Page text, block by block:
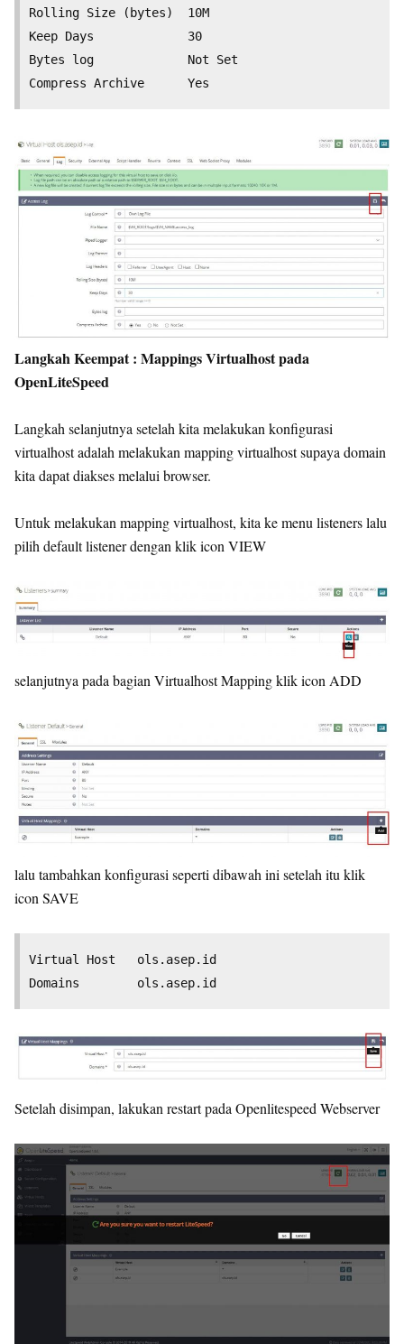
Rolling Size (bytes)  10M
Keep Days 	          30
Bytes log 	          Not Set
Langkah Keempat : Mappings Virtualhost pada
OpenLiteSpeed
Langkah selanjutnya setelah kita melakukan konfigurasi
virtualhost adalah melakukan mapping virtualhost supaya domain
kita dapat diakses melalui browser.
Untuk melakukan mapping virtualhost, kita ke menu listeners lalu
pilih default listener dengan klik icon VIEW
selanjutnya pada bagian Virtualhost Mapping klik icon ADD
lalu tambahkan konfigurasi seperti dibawah ini setelah itu klik
icon SAVE
Virtual Host   ols.asep.id
Setelah disimpan, lakukan restart pada Openlitespeed Webserver